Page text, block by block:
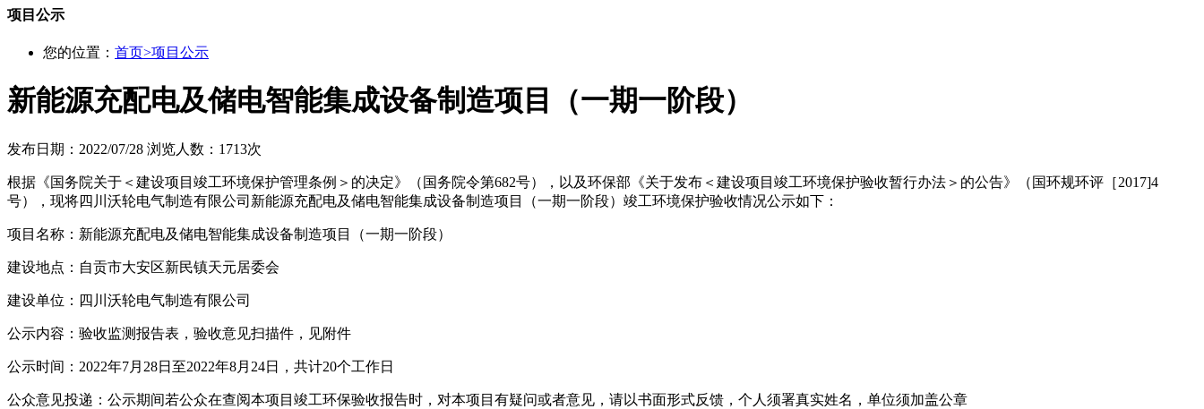
项目公示
您的位置： 首页>项目公示
新能源充配电及储电智能集成设备制造项目（一期一阶段）
发布日期：2022/07/28 浏览人数：1713次
根据《国务院关于＜建设项目竣工环境保护管理条例＞的决定》（国务院令第682号），以及环保部《关于发布＜建设项目竣工环境保护验收暂行办法＞的公告》（国环规环评［2017]4
号），现将四川沃轮电气制造有限公司新能源充配电及储电智能集成设备制造项目（一期一阶段）竣工环境保护验收情况公示如下：
项目名称：新能源充配电及储电智能集成设备制造项目（一期一阶段）
建设地点：自贡市大安区新民镇天元居委会
建设单位：四川沃轮电气制造有限公司
公示内容：验收监测报告表，验收意见扫描件，见附件
公示时间：2022年7月28日至2022年8月24日，共计20个工作日
公众意见投递：公示期间若公众在查阅本项目竣工环保验收报告时，对本项目有疑问或者意见，请以书面形式反馈，个人须署真实姓名，单位须加盖公章